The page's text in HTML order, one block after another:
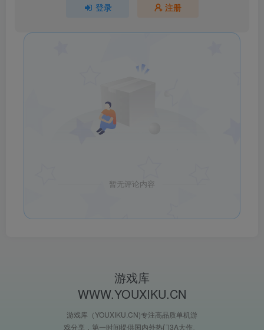
登录 注册
暂无评论内容
游戏库
WWW.YOUXIKU.CN
游戏库（YOUXIKU.CN)专注高品质单机游
戏分享，第一时间提供国内外热门3A大作、